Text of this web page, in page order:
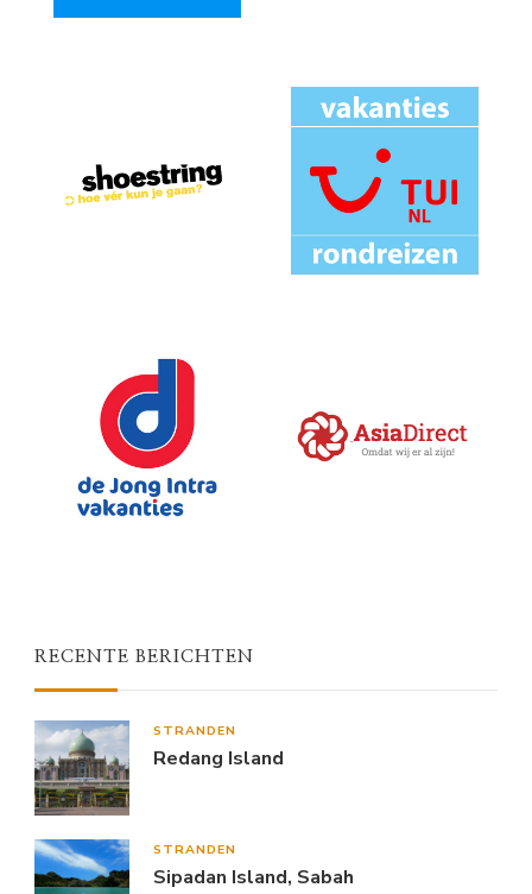
RECENTE BERICHTEN
STRANDEN
Redang Island
STRANDEN
Sipadan Island, Sabah